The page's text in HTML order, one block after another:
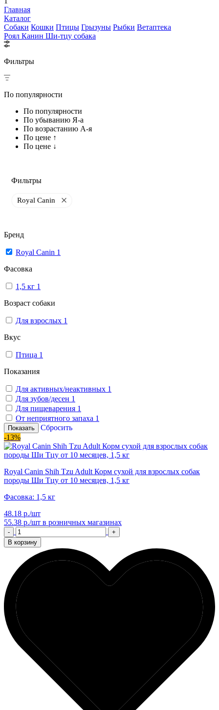
Главная
Каталог
Собаки Кошки Птицы Грызуны Рыбки Ветаптека
Роял Канин Ши-тцу собака
Фильтры
По популярности
По популярности
По убыванию Я-а
По возрастанию А-я
По цене ↑
По цене ↓
Фильтры
Royal Canin
Бренд
Royal Canin 1
Фасовка
1,5 кг 1
Возраст собаки
Для взрослых 1
Вкус
Птица 1
Показания
Для активных/неактивных 1
Для зубов/десен 1
Для пищеварения 1
От неприятного запаха 1
Показать
Сбросить
-13%
Royal Canin Shih Tzu Adult Корм сухой для взрослых собак
породы Ши Тцу от 10 месяцев, 1,5 кг
Фасовка: 1,5 кг
48.18 р./шт
55.38 р./шт в розничных магазинах
-
+
В корзину